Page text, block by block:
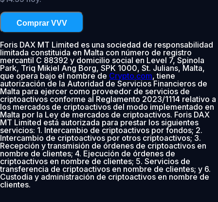
Comprar VVV
Foris DAX MT Limited es una sociedad de responsabilidad
limitada constituida en Malta con número de registro
mercantil C 88392 y domicilio social en Level 7, Spinola
Park, Triq Mikiel Ang Borg, SPK 1000, St. Julians, Malta,
que opera bajo el nombre de Crypto.com, tiene
autorización de la Autoridad de Servicios Financieros de
Malta para ejercer como proveedor de servicios de
criptoactivos conforme al Reglamento 2023/1114 relativo a
los mercados de criptoactivos del modo implementado en
Malta por la Ley de mercados de criptoactivos. Foris DAX
MT Limited está autorizada para prestar los siguientes
servicios: 1. Intercambio de criptoactivos por fondos; 2.
Intercambio de criptoactivos por otros criptoactivos; 3.
Recepción y transmisión de órdenes de criptoactivos en
nombre de clientes; 4. Ejecución de órdenes de
criptoactivos en nombre de clientes; 5. Servicios de
transferencia de criptoactivos en nombre de clientes; y 6.
Custodia y administración de criptoactivos en nombre de
clientes.